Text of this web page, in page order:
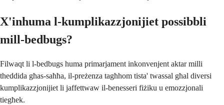
X'inhuma l-kumplikazzjonijiet possibbli
mill-bedbugs?
Filwaqt li l-bedbugs huma primarjament inkonvenjent aktar milli
theddida għas-saħħa, il-preżenza tagħhom tista' twassal għal diversi
kumplikazzjonijiet li jaffettwaw il-benesseri fiżiku u emozzjonali
tiegħek.